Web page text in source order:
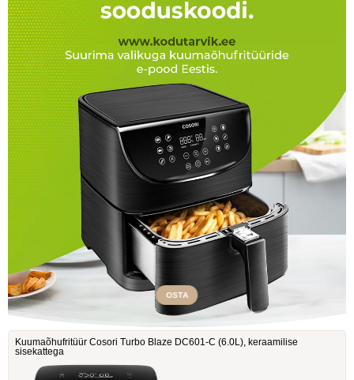
OSTA
Kuumaõhufritüür Cosori Turbo Blaze DC601-C ‎(6.0L), keraamilise
sisekattega